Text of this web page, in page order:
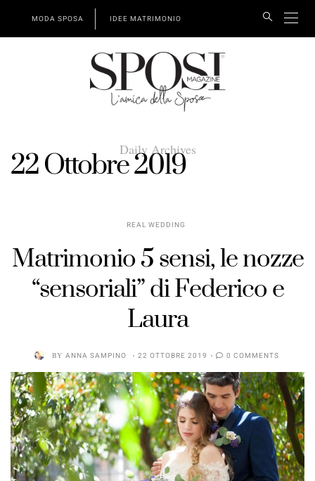
MODA SPOSA IDEE MATRIMONIO
Daily Archives
22 Ottobre 2019
REAL WEDDING
Matrimonio 5 sensi, le nozze
“sensoriali” di Federico e
Laura
BY ANNA SAMPINO 22 OTTOBRE 2019 0 COMMENTS